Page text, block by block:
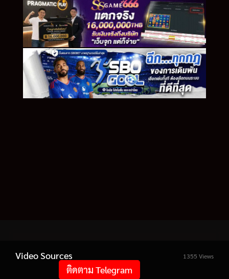
Video Sources 1355 Views
ติดตาม Telegram